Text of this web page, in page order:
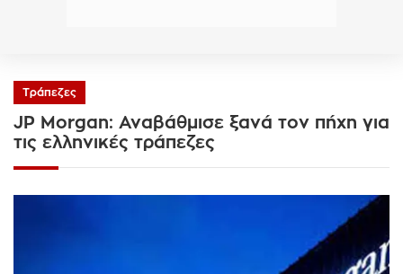
Τράπεζες
JP Morgan: Αναβάθμισε ξανά τον πήχη για
τις ελληνικές τράπεζες